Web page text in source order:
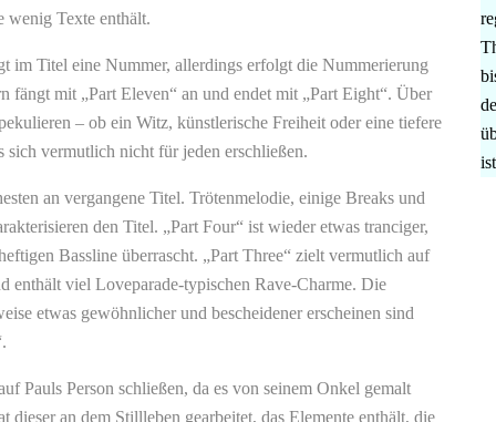
wenig Texte enthält.
im Titel eine Nummer, allerdings erfolgt die Nummerierung
fängt mit „Part Eleven“ an und endet mit „Part Eight“. Über
– ob ein Witz, künstlerische Freiheit oder eine tiefere
sich vermutlich nicht für jeden erschließen.
an vergangene Titel. Trötenmelodie, einige Breaks und
den Titel. „Part Four“ ist wieder etwas tranciger,
Bassline überrascht. „Part Three“ zielt vermutlich auf
enthält viel Loveparade-typischen Rave-Charme. Die
etwas gewöhnlicher und bescheidener erscheinen sind
Pauls Person schließen, da es von seinem Onkel gemalt
dieser an dem Stillleben gearbeitet, das Elemente enthält, die